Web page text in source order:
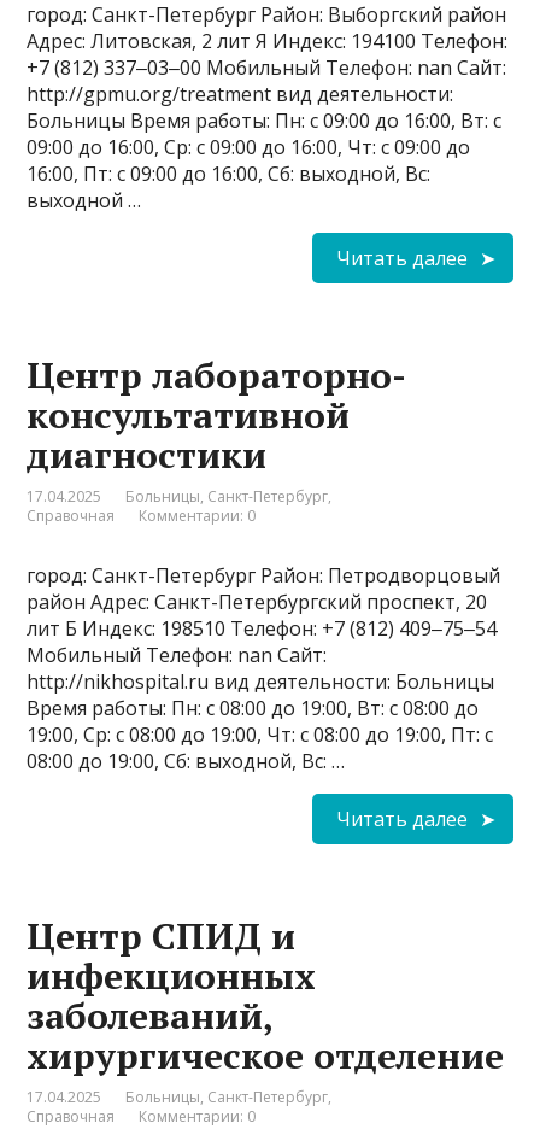
город: Санкт-Петербург Район: Выборгский район
Адрес: Литовская, 2 лит Я Индекс: 194100 Телефон:
+7 (812) 337‒03‒00 Мобильный Телефон: nan Сайт:
http://gpmu.org/treatment вид деятельности:
Больницы Время работы: Пн: с 09:00 до 16:00, Вт: с
09:00 до 16:00, Ср: с 09:00 до 16:00, Чт: с 09:00 до
16:00, Пт: с 09:00 до 16:00, Сб: выходной, Вс:
выходной …
Читать далее
Центр лабораторно-
консультативной
диагностики
17.04.2025 Больницы, Санкт-Петербург,
Справочная
Комментарии: 0
город: Санкт-Петербург Район: Петродворцовый
район Адрес: Санкт-Петербургский проспект, 20
лит Б Индекс: 198510 Телефон: +7 (812) 409‒75‒54
Мобильный Телефон: nan Сайт:
http://nikhospital.ru вид деятельности: Больницы
Время работы: Пн: с 08:00 до 19:00, Вт: с 08:00 до
19:00, Ср: с 08:00 до 19:00, Чт: с 08:00 до 19:00, Пт: с
08:00 до 19:00, Сб: выходной, Вс: …
Читать далее
Центр СПИД и
инфекционных
заболеваний,
хирургическое отделение
17.04.2025 Больницы, Санкт-Петербург,
Справочная
Комментарии: 0